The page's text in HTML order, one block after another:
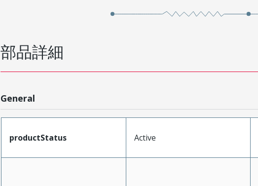
部品詳細
General
productStatus Active